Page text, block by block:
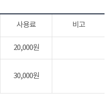
사용료 비고
20,000원
30,000원